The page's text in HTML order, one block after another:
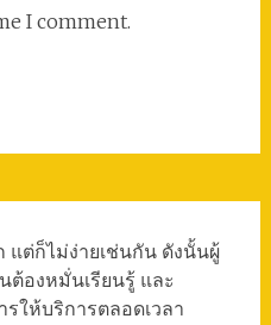
I comment.
แต่ก็ไม่ง่ายเช่นกัน ดังนั้นผู้
องหมั่นเรียนรู้ และ
ให้บริการตลอดเวลา